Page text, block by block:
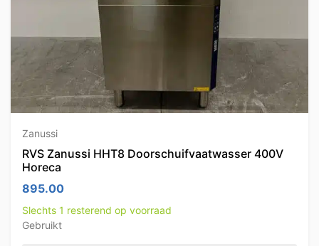
Zanussi
RVS Zanussi HHT8 Doorschuifvaatwasser 400V
Horeca
895.00
Slechts 1 resterend op voorraad
Gebruikt